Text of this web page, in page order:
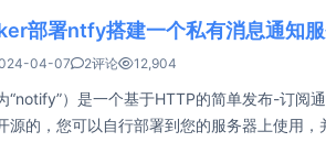
部署ntfy搭建一个私有消息通知
04-07 2评论 12,904
“notify”）是一个基于HTTP的简单发布-订阅
源的，您可以自行部署到您的服务器上使用